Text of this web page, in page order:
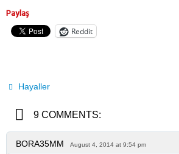
Paylaş
Reddit
Hayaller
9 COMMENTS:
BORA35MM August 4, 2014 at 9:54 pm